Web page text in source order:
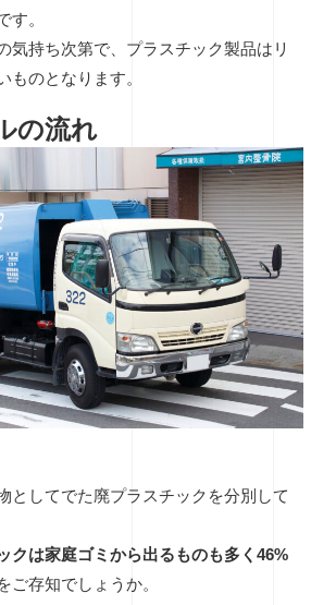
す。
気持ち次第で、プラスチック製品はリ
ものとなります。
の流れ
としてでた廃プラスチックを分別して
クは家庭ゴミから出るものも多く46%
ご存知でしょうか。